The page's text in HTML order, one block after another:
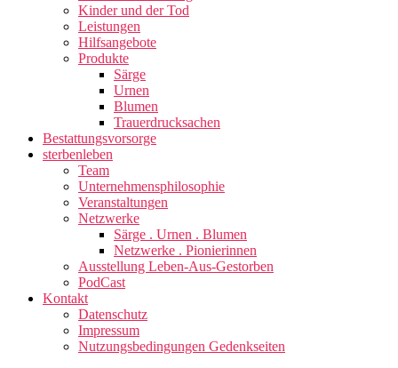
Kinder und der Tod
Leistungen
Hilfsangebote
Produkte
Särge
Urnen
Blumen
Trauerdrucksachen
Bestattungsvorsorge
sterbenleben
Team
Unternehmensphilosophie
Veranstaltungen
Netzwerke
Särge . Urnen . Blumen
Netzwerke . Pionierinnen
Ausstellung Leben-Aus-Gestorben
PodCast
Kontakt
Datenschutz
Impressum
Nutzungsbedingungen Gedenkseiten